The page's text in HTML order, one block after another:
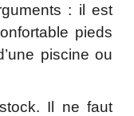
: il est
pieds
piscine ou
Il ne faut